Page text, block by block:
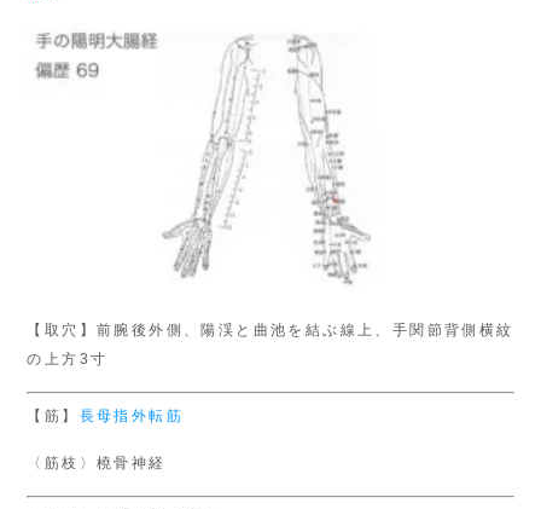
【取穴】前腕後外側、陽渓と曲池を結ぶ線上、手関節背側横紋
の上方3寸
【筋】 長母指外転筋
〈筋枝〉橈骨神経